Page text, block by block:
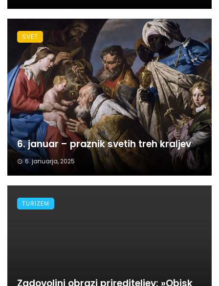
6. januar – praznik svetih treh kraljev
6. januarja, 2025
SVET
Zadovoljni obrazi prirediteljev: »Obisk
TURIZEM